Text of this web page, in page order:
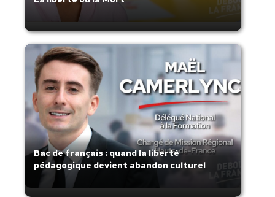
Bac de français : quand la liberté
pédagogique devient abandon culturel